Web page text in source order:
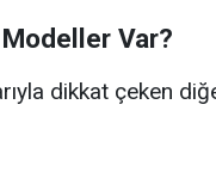
Var?
dikkat çeken